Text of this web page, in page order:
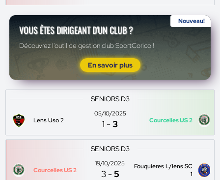
Nouveau!
VOUS ÊTES DIRIGEANT D'UN CLUB ?
Découvrez l'outil de gestion club SportCorico !
En savoir plus
SENIORS D3
Lens Uso 2
05/10/2025
1 -3 Courcelles US 2
SENIORS D3
Courcelles US 2
19/10/2025
3 -5
Fouquieres L/lens SC
1